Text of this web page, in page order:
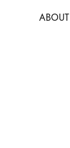
ABOUT